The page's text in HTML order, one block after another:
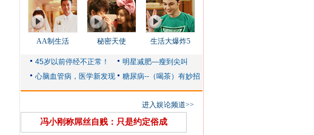
AA制生活 秘密天使 生活大爆炸5
进入娱论频道>>
冯小刚称屌丝自贱：只是约定俗成